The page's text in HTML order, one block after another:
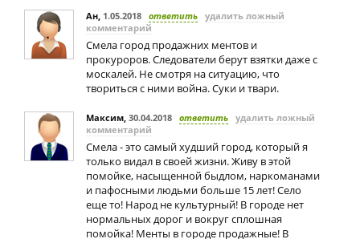
Ан, 1.05.2018 ответить удалить ложный
комментарий
Смела город продажних ментов и
прокуроров. Следователи берут взятки даже с
москалей. Не смотря на ситуацию, что
твориться с ними война. Суки и твари.
Максим, 30.04.2018 ответить удалить ложный
комментарий
Смела - это самый худший город, который я
только видал в своей жизни. Живу в этой
помойке, насыщенной быдлом, наркоманами
и пафосными людьми больше 15 лет! Село
еще то! Народ не культурный! В городе нет
нормальных дорог и вокруг сплошная
помойка! Менты в городе продажные! В